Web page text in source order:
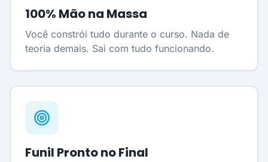
100% Mão na Massa
Você constrói tudo durante o curso. Nada de
teoria demais. Sai com tudo funcionando.
Funil Pronto no Final